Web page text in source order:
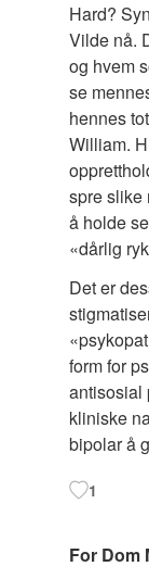
Hard?
Vilde nå.
og hvem
se
hennes
William.
spre slike
å holde
«dårlig
Det er
form for
antisosial
kliniske
bipolar å
1
For Dom